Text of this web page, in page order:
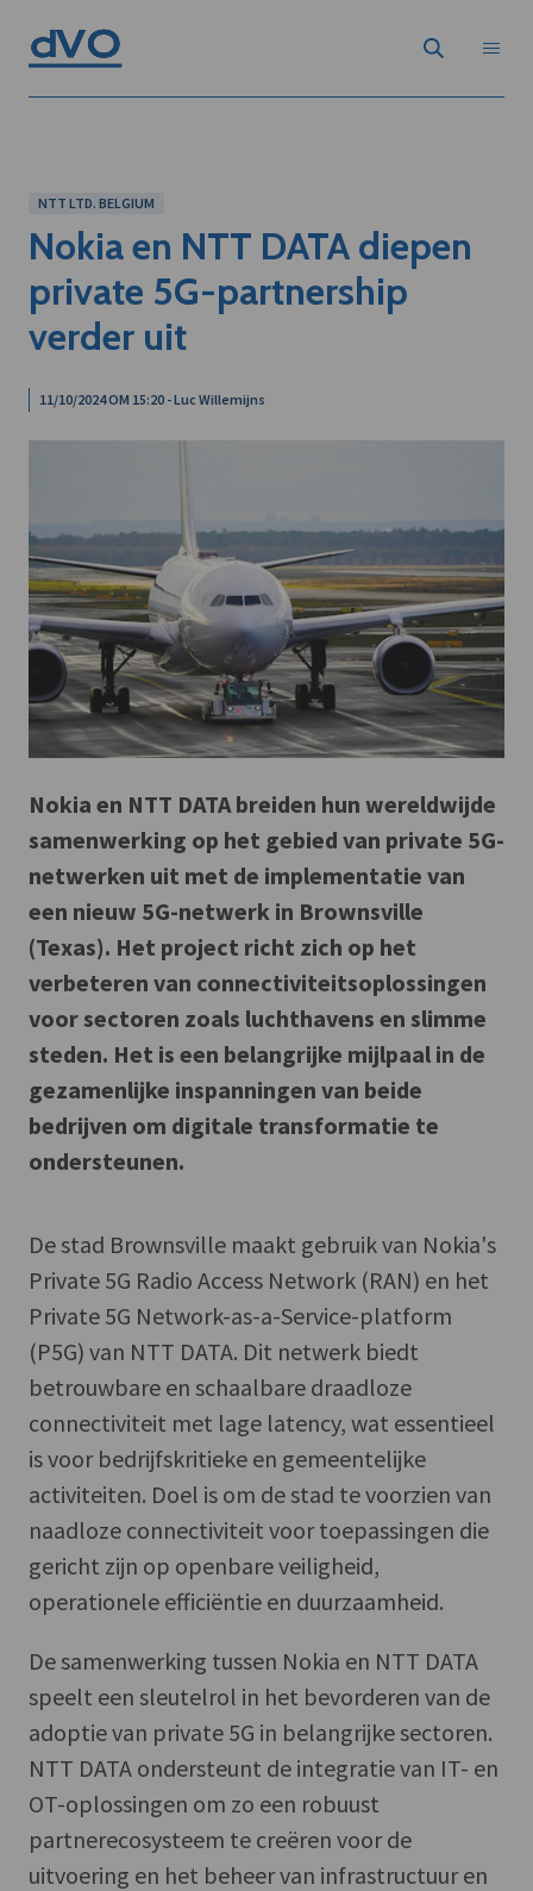
NTT LTD. BELGIUM
Nokia en NTT DATA diepen
private 5G-partnership
verder uit
11/10/2024 OM 15:20 - Luc Willemijns
Nokia en NTT DATA breiden hun wereldwijde
samenwerking op het gebied van private 5G-
netwerken uit met de implementatie van
een nieuw 5G-netwerk in Brownsville
(Texas). Het project richt zich op het
verbeteren van connectiviteitsoplossingen
voor sectoren zoals luchthavens en slimme
steden. Het is een belangrijke mijlpaal in de
gezamenlijke inspanningen van beide
bedrijven om digitale transformatie te
ondersteunen.
De stad Brownsville maakt gebruik van Nokia's
Private 5G Radio Access Network (RAN) en het
Private 5G Network-as-a-Service-platform
(P5G) van NTT DATA. Dit netwerk biedt
betrouwbare en schaalbare draadloze
connectiviteit met lage latency, wat essentieel
is voor bedrijfskritieke en gemeentelijke
activiteiten. Doel is om de stad te voorzien van
naadloze connectiviteit voor toepassingen die
gericht zijn op openbare veiligheid,
operationele efficiëntie en duurzaamheid.
De samenwerking tussen Nokia en NTT DATA
speelt een sleutelrol in het bevorderen van de
adoptie van private 5G in belangrijke sectoren.
NTT DATA ondersteunt de integratie van IT- en
OT-oplossingen om zo een robuust
partnerecosysteem te creëren voor de
uitvoering en het beheer van infrastructuur en